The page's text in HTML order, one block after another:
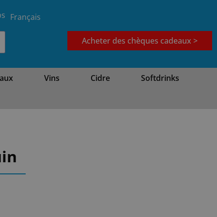
Français
Acheter des chèques cadeaux >
Vins Cidre
Softdrinks